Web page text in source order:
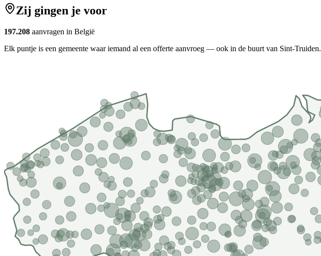
Zij gingen je voor
197.208 aanvragen in België
Elk puntje is een gemeente waar iemand al een offerte aanvroeg — ook in de buurt van Sint-Truiden.